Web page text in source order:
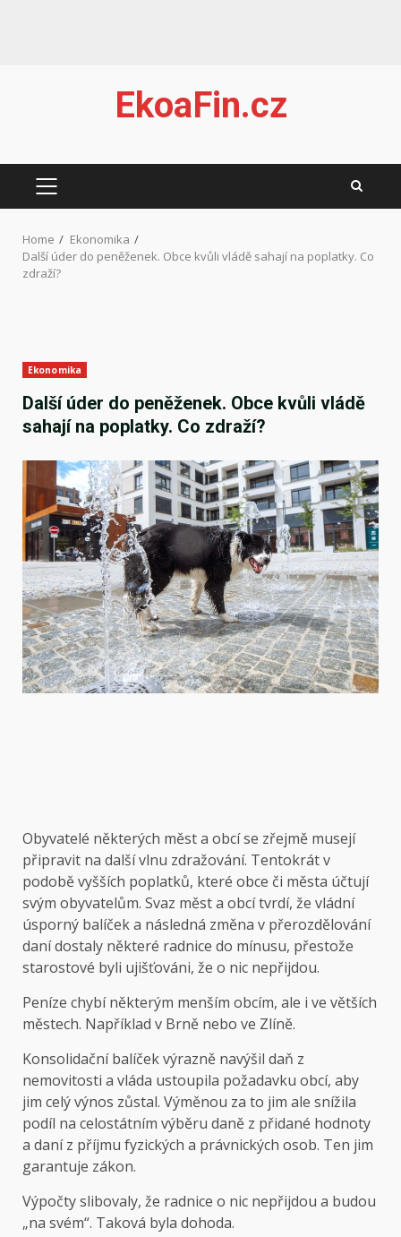
EkoaFin.cz
PRIMARY
Home
Ekonomika
Další úder do peněženek. Obce kvůli vládě sahají na poplatky. Co
zdraží?
Ekonomika
Další úder do peněženek. Obce kvůli vládě
sahají na poplatky. Co zdraží?
Obyvatelé některých měst a obcí se zřejmě musejí
připravit na další vlnu zdražování. Tentokrát v
podobě vyšších poplatků, které obce či města účtují
svým obyvatelům. Svaz měst a obcí tvrdí, že vládní
úsporný balíček a následná změna v přerozdělování
daní dostaly některé radnice do mínusu, přestože
starostové byli ujišťováni, že o nic nepřijdou.
Peníze chybí některým menším obcím, ale i ve větších
městech. Například v Brně nebo ve Zlíně.
Konsolidační balíček výrazně navýšil daň z
nemovitosti a vláda ustoupila požadavku obcí, aby
jim celý výnos zůstal. Výměnou za to jim ale snížila
podíl na celostátním výběru daně z přidané hodnoty
a daní z příjmu fyzických a právnických osob. Ten jim
garantuje zákon.
Výpočty slibovaly, že radnice o nic nepřijdou a budou
„na svém“. Taková byla dohoda.